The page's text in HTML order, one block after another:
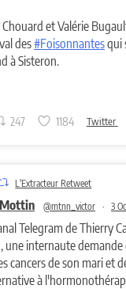
Chouard et Valérie
des#Foisonnantesqui
à Sisteron.
247 1184 Twitter
L'Extracteur Retweet
@mtnn_victor · 3
Telegram de Thierry
une internaute
cancers de son mari et
à